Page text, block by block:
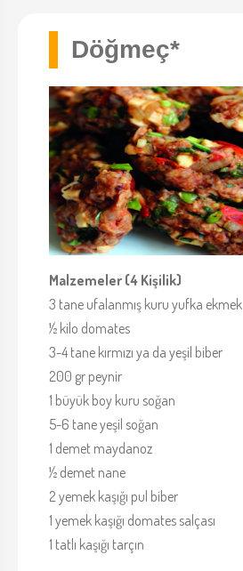
Döğmeç*
Malzemeler (4 Kişilik)
3 tane ufalanmış kuru yufka ekmek
½ kilo domates
3-4 tane kırmızı ya da yeşil biber
200 gr peynir
1 büyük boy kuru soğan
5-6 tane yeşil soğan
1 demet maydanoz
½ demet nane
2 yemek kaşığı pul biber
1 yemek kaşığı domates salçası
1 tatlı kaşığı tarçın